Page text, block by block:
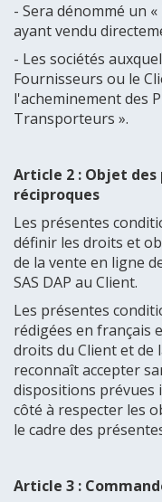
- Sera dénommé un
ayant vendu
- Les sociétés
Fournisseurs ou le
l'acheminement des
Transporteurs ».
Article 2 : Objet
réciproques
Les présentes
définir les droits et
de la vente en ligne
SAS DAP au Client.
Les présentes
rédigées en français
droits du Client et de
reconnaît accepter
dispositions prévues
côté à respecter les
le cadre des
Article 3 :